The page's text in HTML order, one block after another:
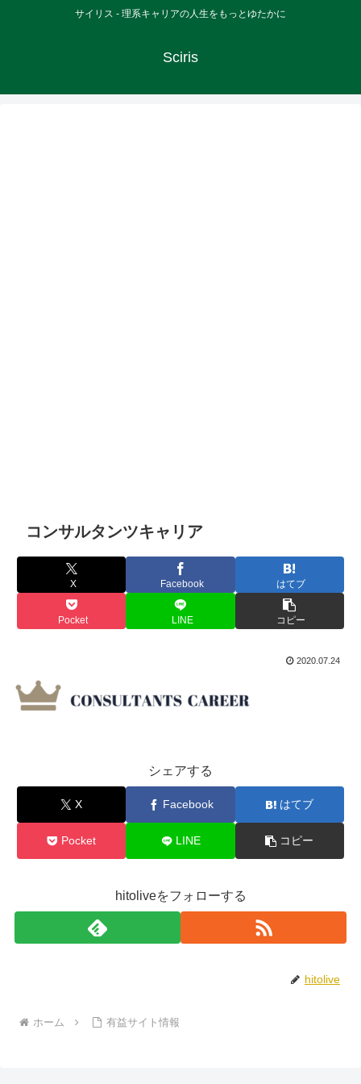
サイリス - 理系キャリアの人生をもっとゆたかに
Sciris
コンサルタンツキャリア
X Facebook はてブ
Pocket LINE コピー
2020.07.24
シェアする
X Facebook はてブ
Pocket LINE コピー
hitoliveをフォローする
hitolive
ホーム 有益サイト情報